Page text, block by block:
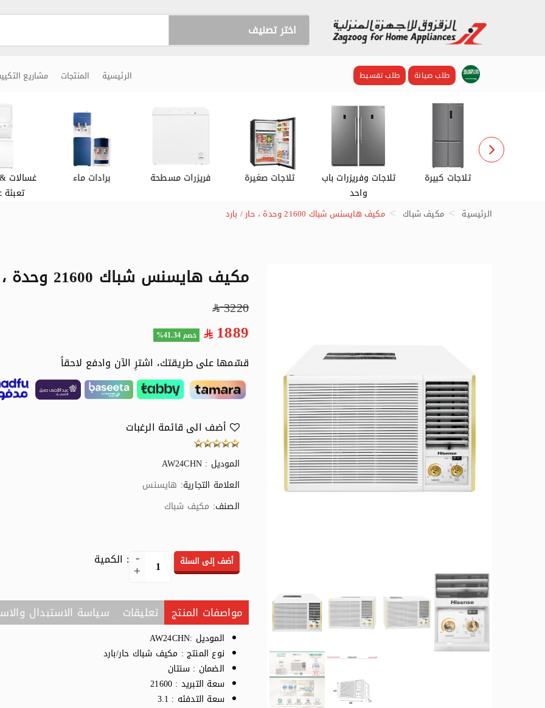
اختر تصنيف
طلب صيانة طلب تقسيط الرئيسية المنتجات مشاريع
ثلاجات كبيرة
ثلاجات وفريزرات باب
واحد
ثلاجات صغيرة فريزرات مسطحة برادات ماء
غسالات
تعبئة
الرئيسية مكيف شباك مكيف هايسنس شباك 21600 وحدة ، حار / بارد
مكيف هايسنس شباك 21600 وحدة ، حار / بارد
3220
1889 خصم41.34%
قسّمها على طريقتك، اشترِ الآن وادفع لاحقاً
أضف الى قائمة الرغبات
الموديل : AW24CHN
العلامة التجارية: هايسنس
الصنف: مكيف شباك
: الكمية أضف إلى السلة
مواصفات المنتج تعليقات سياسة الاستبدال
الموديل :AW24CHN
نوع المنتج : مكيف شباك حار/بارد
الضمان : سنتان
سعة التبريد : 21600
سعة التدفئه : 3.1